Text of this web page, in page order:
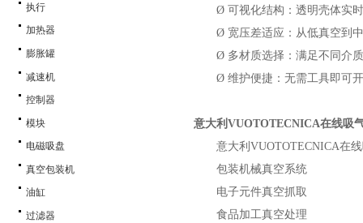
执行
加热器
膨胀罐
减速机
控制器
模块
电磁吸盘
真空包装机
油缸
过滤器
Ø 可视化结构：透明壳体实
Ø 宽压差适应：从低真空到
Ø 多材质选择：满足不同介
Ø 维护便捷：无需工具即可
意大利 VUOTOTECNICA在线吸
意大利 VUOTOTECNICA在
包装机械真空系统
电子元件真空抓取
食品加工真空处理